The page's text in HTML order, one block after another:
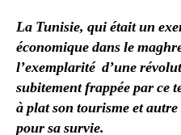
La Tunisie, qui était un
économique dans le
l’exemplarité d’une
subitement frappée par ce
à plat son tourisme et
pour sa survie.